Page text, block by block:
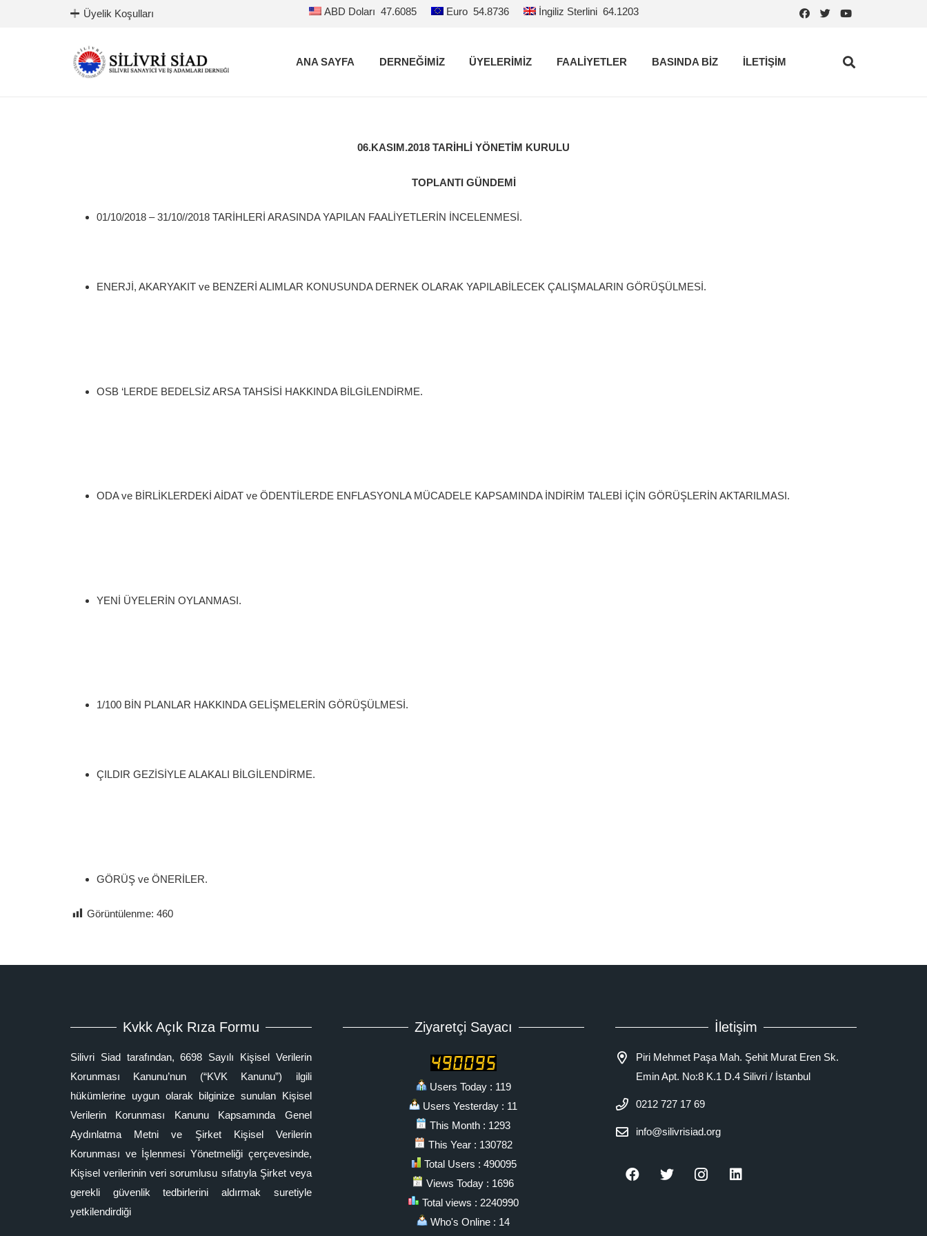
Üyelik Koşulları ABD Doları 47.6085 Euro 54.8736 İngiliz Sterlini 64.1203
ANA SAYFA DERNEĞİMİZ ÜYELERİMİZ FAALİYETLER BASINDA BİZ İLETİŞİM
06.KASIM.2018 TARİHLİ YÖNETİM KURULU
TOPLANTI GÜNDEMİ
01/10/2018 – 31/10//2018 TARİHLERİ ARASINDA YAPILAN FAALİYETLERİN İNCELENMESİ.
ENERJİ, AKARYAKIT ve BENZERİ ALIMLAR KONUSUNDA DERNEK OLARAK YAPILABİLECEK ÇALIŞMALARIN GÖRÜŞÜLMESİ.
OSB ‘LERDE BEDELSİZ ARSA TAHSİSİ HAKKINDA BİLGİLENDİRME.
ODA ve BİRLİKLERDEKİ AİDAT ve ÖDENTİLERDE ENFLASYONLA MÜCADELE KAPSAMINDA İNDİRİM TALEBİ İÇİN GÖRÜŞLERİN AKTARILMASI.
YENİ ÜYELERİN OYLANMASI.
1/100 BİN PLANLAR HAKKINDA GELİŞMELERİN GÖRÜŞÜLMESİ.
ÇILDIR GEZİSİYLE ALAKALI BİLGİLENDİRME.
GÖRÜŞ ve ÖNERİLER.
Görüntülenme: 460
Kvkk Açık Rıza Formu
Silivri Siad tarafından, 6698 Sayılı Kişisel Verilerin
Korunması Kanunu’nun (“KVK Kanunu”) ilgili
hükümlerine uygun olarak bilginize sunulan Kişisel
Verilerin Korunması Kanunu Kapsamında Genel
Aydınlatma Metni ve Şirket Kişisel Verilerin
Korunması ve İşlenmesi Yönetmeliği çerçevesinde,
Kişisel verilerinin veri sorumlusu sıfatıyla Şirket veya
gerekli güvenlik tedbirlerini aldırmak suretiyle
yetkilendirdiği
Ziyaretçi Sayacı
Users Today : 119
Users Yesterday : 11
This Month : 1293
This Year : 130782
Total Users : 490095
Views Today : 1696
Total views : 2240990
Who's Online : 14
İletişim
Piri Mehmet Paşa Mah. Şehit Murat Eren Sk.
Emin Apt. No:8 K.1 D.4 Silivri / İstanbul
0212 727 17 69
info@silivrisiad.org